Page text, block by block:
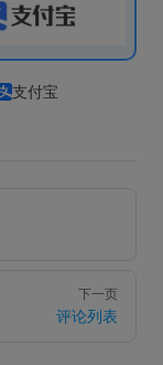
支付宝
下一页
评论列表